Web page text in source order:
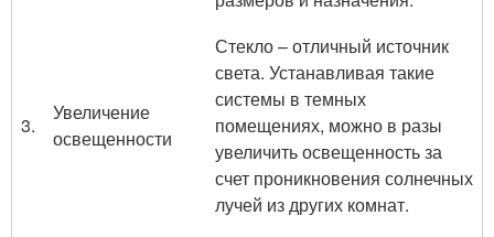
3.
Увеличение
освещенности
Стекло – отличный источник
света. Устанавливая такие
системы в темных
помещениях, можно в разы
увеличить освещенность за
счет проникновения солнечных
лучей из других комнат.